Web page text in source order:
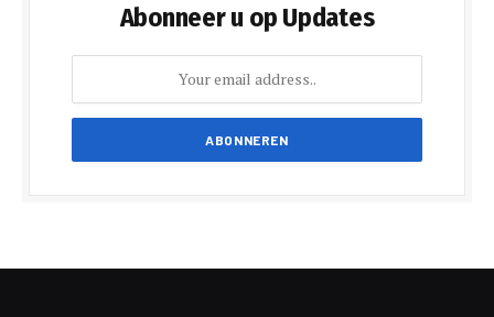
Abonneer u op Updates